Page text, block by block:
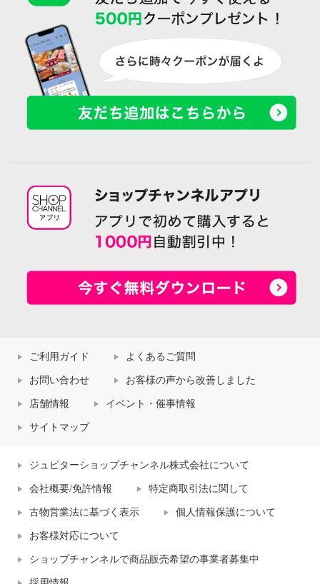
ご利用ガイド よくあるご質問
お問い合わせ お客様の声から改善しました
店舗情報 イベント・催事情報
サイトマップ
ジュピターショップチャンネル株式会社について
会社概要/免許情報 特定商取引法に関して
古物営業法に基づく表示 個人情報保護について
お客様対応について
ショップチャンネルで商品販売希望の事業者募集中